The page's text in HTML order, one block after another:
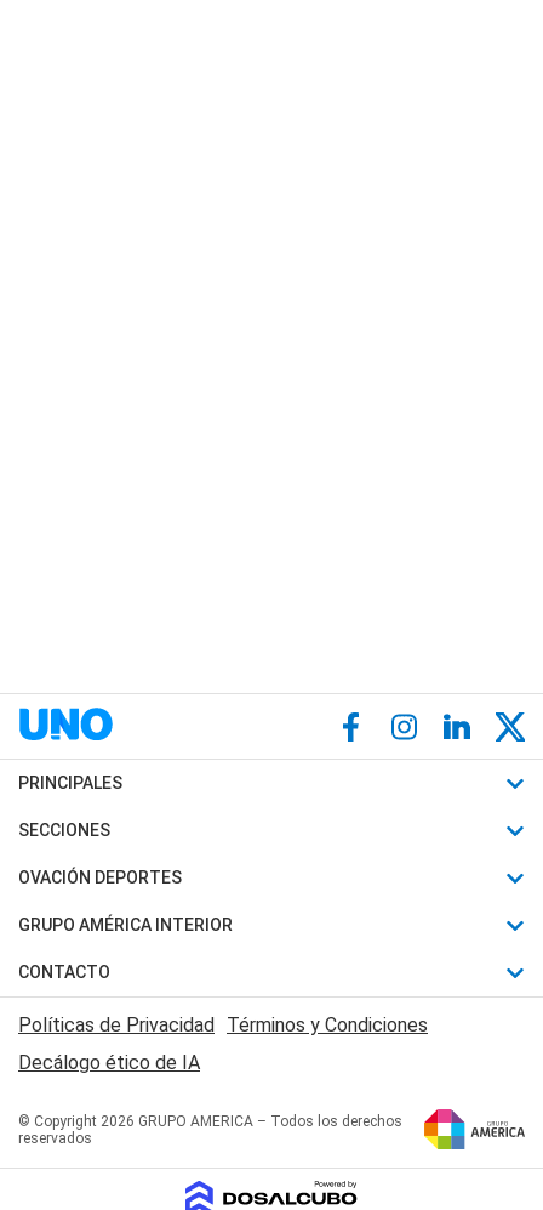
PRINCIPALES
Últimas Noticias
Política
Judiciales
Economia
SECCIONES
Horóscopo
Motores
Trucos caseros
Series y Películas
Edictos y Solicitadas
OVACIÓN DEPORTES
Fútbol
Mundial
Automovilismo
Rugby
Básquet
GRUPO AMÉRICA INTERIOR
Canal 7 en Vivo
San Juan 8
CONTACTO
Acerca de Nosotros
Contactanos
Políticas de Privacidad Términos y Condiciones
Decálogo ético de IA
© Copyright 2026 GRUPO AMERICA – Todos los derechos
reservados